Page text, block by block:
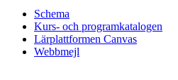
Schema
Kurs- och programkatalogen
Lärplattformen Canvas
Webbmejl